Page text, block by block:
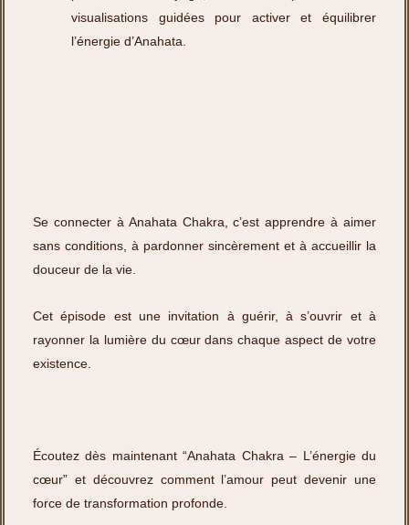
visualisations guidées pour activer et équilibrer
l’énergie d’Anahata.
Se connecter à Anahata Chakra, c’est apprendre à aimer
sans conditions, à pardonner sincèrement et à accueillir la
douceur de la vie.
Cet épisode est une invitation à guérir, à s’ouvrir et à
rayonner la lumière du cœur dans chaque aspect de votre
existence.
Écoutez dès maintenant “Anahata Chakra – L’énergie du
cœur” et découvrez comment l’amour peut devenir une
force de transformation profonde.